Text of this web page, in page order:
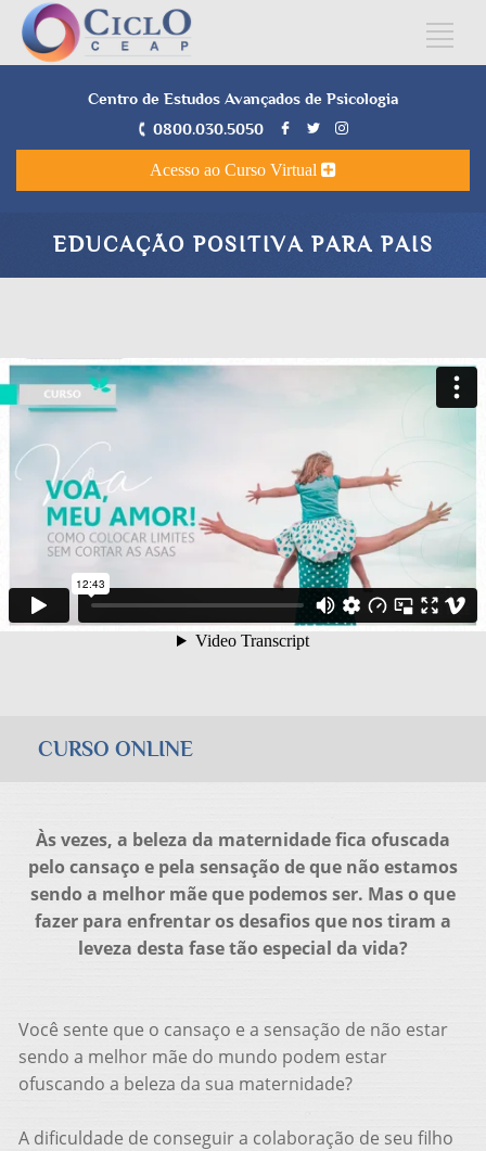
Centro de Estudos Avançados de Psicologia
0800.030.5050
Acesso ao Curso Virtual
EDUCAÇÃO POSITIVA PARA PAIS
CURSO ONLINE
Às vezes, a beleza da maternidade fica ofuscada
pelo cansaço e pela sensação de que não estamos
sendo a melhor mãe que podemos ser. Mas o que
fazer para enfrentar os desafios que nos tiram a
leveza desta fase tão especial da vida?
Você sente que o cansaço e a sensação de não estar
sendo a melhor mãe do mundo podem estar
ofuscando a beleza da sua maternidade?
A dificuldade de conseguir a colaboração de seu filho